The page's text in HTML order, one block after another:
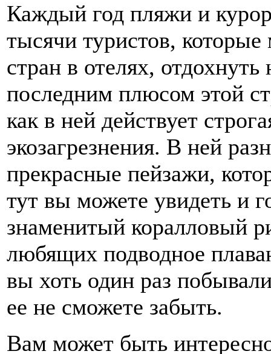
Каждый год пляжи и
тысячи туристов, которые
стран в отелях,
последним плюсом этой
как в ней действует
экозагрезнения. В ней
прекрасные пейзажи,
тут вы можете увидеть и
знаменитый коралловый
любящих подводное
вы хоть один раз
ее не сможете забыть.
Вам может быть